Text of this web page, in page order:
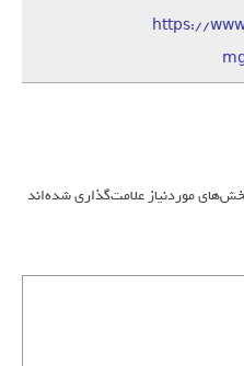
https://
موردنیاز علامت‌گذاری شده‌اند